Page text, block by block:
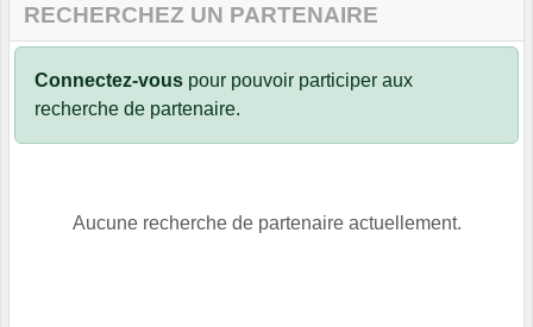
RECHERCHEZ UN PARTENAIRE
Connectez-vous pour pouvoir participer aux
recherche de partenaire.
Aucune recherche de partenaire actuellement.